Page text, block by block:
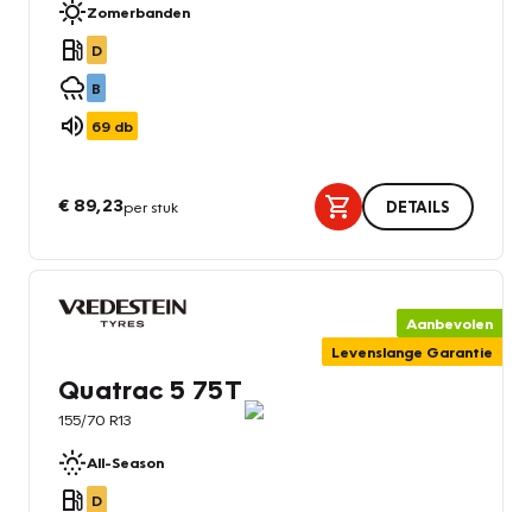
Zomerbanden
D
B
69 db
€ 89,23per stuk DETAILS
Aanbevolen
Levenslange Garantie
Quatrac 5 75T
155/70 R13
All-Season
D